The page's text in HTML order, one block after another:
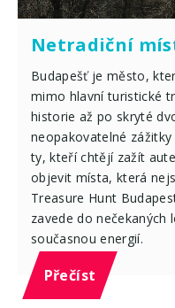
Netradiční
Budapešť je město,
mimo hlavní turistické
historie až po skryté
neopakovatelné
ty, kteří chtějí zažít
objevit místa, která
Treasure Hunt
zavede do
současnou energií.
Přečíst